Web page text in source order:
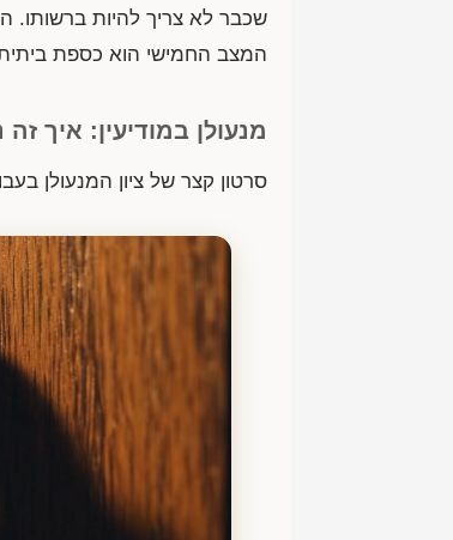
שכבר לא צריך להיות ברשותו.
המצב החמישי הוא כספת
מנעולן במודיעין: איך
סרטון קצר של ציון המנעולן